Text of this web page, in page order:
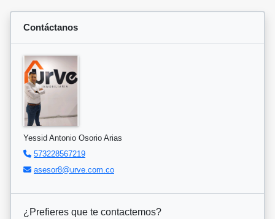
Contáctanos
Yessid Antonio Osorio Arias
573228567219
asesor8@urve.com.co
¿Prefieres que te contactemos?